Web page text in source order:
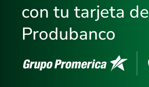
con tu tarjeta de
Produbanco